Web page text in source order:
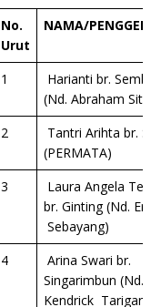
No.
Urut
NAMA/
1
Harianti br.
(Nd. Abraham
2
Tantri Arihta br.
(PERMATA)
3
Laura Angela
br. Ginting (Nd. Eren
Sebayang)
4
Arina Swari br.
Singarimbun (Nd.
Kendrick Tarigan)